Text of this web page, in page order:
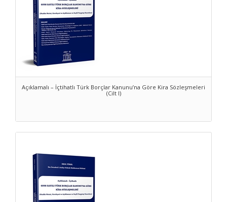
mevzuatı göz önünde tutulmuştur.
KANUNLARDA DEĞİŞİKLİK YAPILMASINA DAİR 6217
SAYILIKANUN
Yapılmasına Dair 6353 sayılı Kanun
Kira Söleşmesi Uygulamasına Genel Bakış
6098 sayılı Türk Borçlar KanunuDördüncü Bölüm Kira
Açıklamalı – İçtihatlı Türk Borçlar Kanunu’na Göre Kira Sözleşmeleri
(Cilt I)